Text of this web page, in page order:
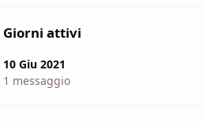
Giorni attivi
10 Giu 2021
1 messaggio